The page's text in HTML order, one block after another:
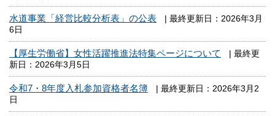
水道事業「経営比較分析表」の公表
| 最終更新日：2026年3月
6日
【厚生労働省】女性活躍推進法特集ページについて
| 最終更
新日：2026年3月5日
令和7・8年度入札参加資格者名簿
| 最終更新日：2026年3月2
日